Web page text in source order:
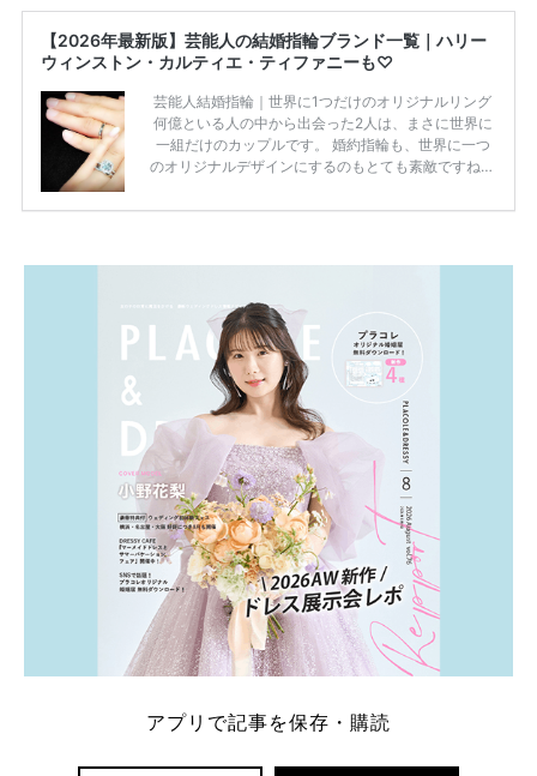
【2026年最新版】芸能人の結婚指輪ブランド一覧｜ハリー
ウィンストン・カルティエ・ティファニーも♡
芸能人結婚指輪｜世界に1つだけのオリジナルリング
何億といる人の中から出会った2人は、まさに世界に
一組だけのカップルです。 婚約指輪も、世界に一つ
のオリジナルデザインにするのもとても素敵ですね♡
のを形にするのも想い出になります。 上戸彩さん・H
注品とのこと。 ダイヤモンドがたくさん散りばめら
続きを読む
アプリで記事を保存・購読